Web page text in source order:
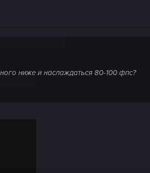
ниже и наслаждаться 80-100 фпс?